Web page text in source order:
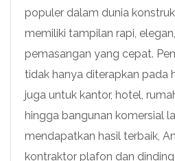
populer dalam dunia
memiliki tampilan rapi,
pemasangan yang cepat.
tidak hanya diterapkan pada
juga untuk kantor, hotel,
hingga bangunan komersial
mendapatkan hasil terbaik,
kontraktor plafon dan